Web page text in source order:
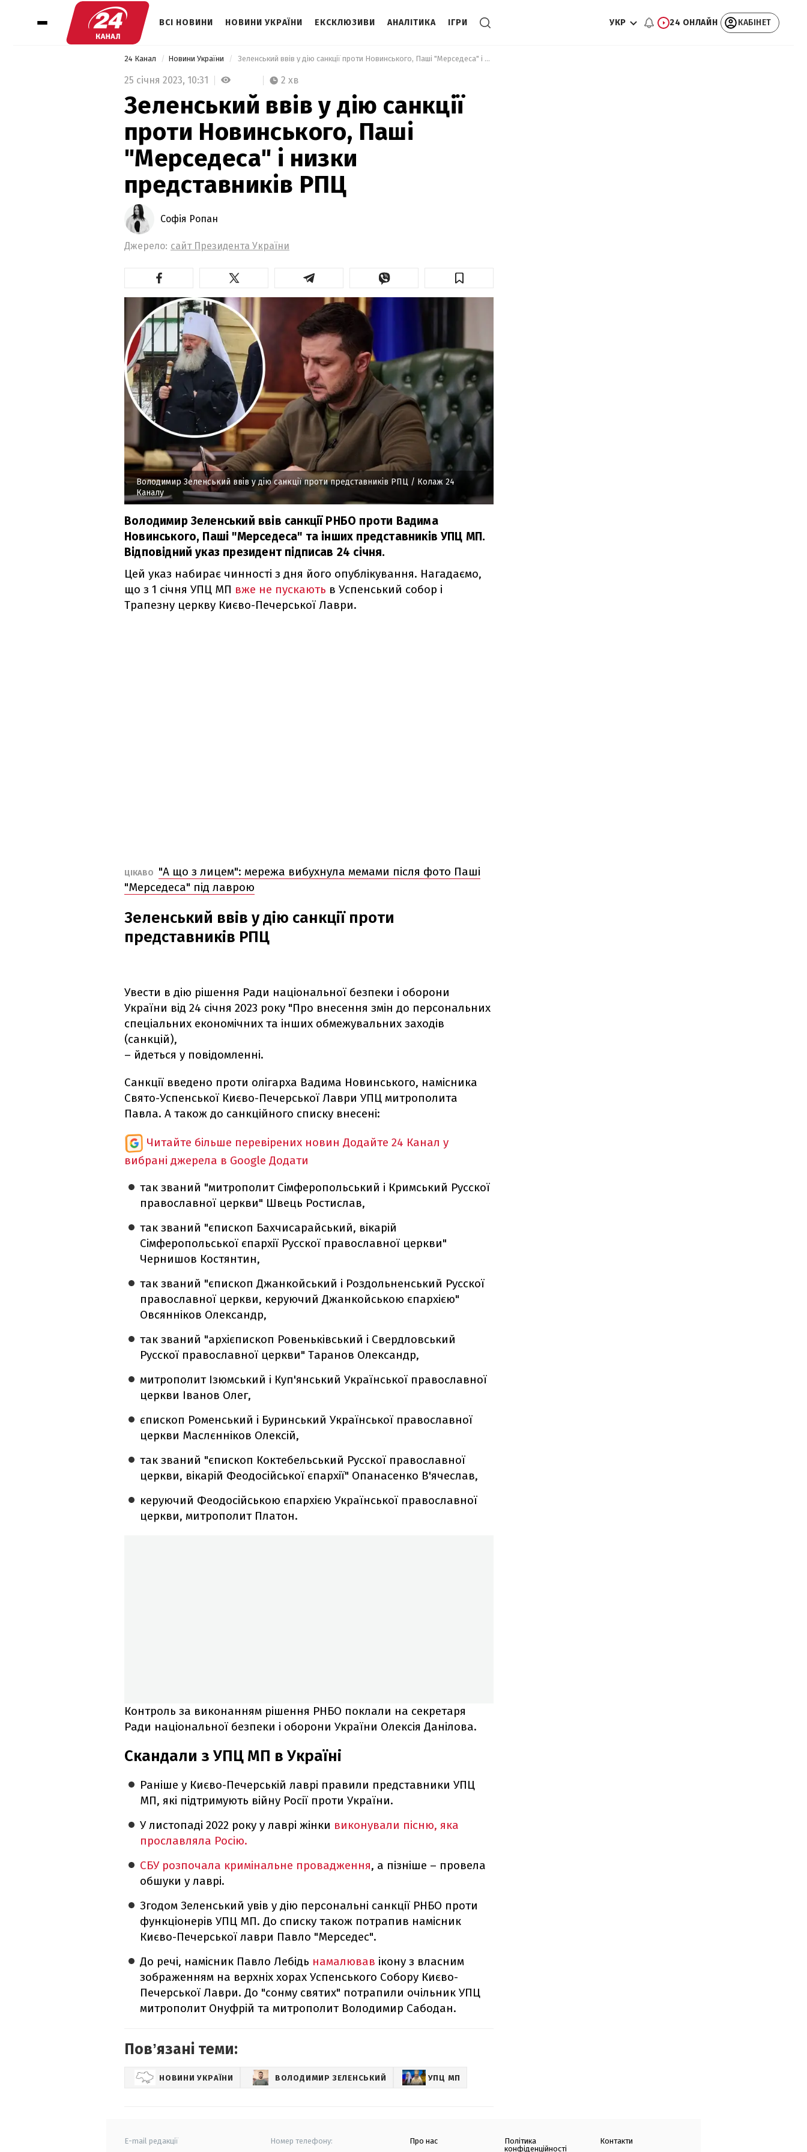
ВСІ НОВИНИ НОВИНИ УКРАЇНИ ЕКСКЛЮЗИВИ АНАЛІТИКА ІГРИ УКР 24 ОНЛАЙН КАБІНЕТ
24 Канал Новини України Зеленський ввів у дію санкції проти Новинського, Паші "Мерседеса" і низки представників РПЦ
25 січня 2023, 10:31 2 хв
Зеленський ввів у дію санкції
проти Новинського, Паші
"Мерседеса" і низки
представників РПЦ
Софія Ропан
Джерело: сайт Президента України
Володимир Зеленський ввів у дію санкції проти представників РПЦ / Колаж 24
Каналу
Володимир Зеленський ввів санкції РНБО проти Вадима
Новинського, Паші "Мерседеса" та інших представників УПЦ МП.
Відповідний указ президент підписав 24 січня.
Цей указ набирає чинності з дня його опублікування. Нагадаємо,
що з 1 січня УПЦ МП вже не пускають в Успенський собор і
Трапезну церкву Києво-Печерської Лаври.
ЦІКАВО
"А що з лицем": мережа вибухнула мемами після фото Паші
"Мерседеса" під лаврою
Зеленський ввів у дію санкції проти
представників РПЦ
Увести в дію рішення Ради національної безпеки і оборони
України від 24 січня 2023 року "Про внесення змін до персональних
спеціальних економічних та інших обмежувальних заходів
(санкцій),
– йдеться у повідомленні.
Санкції введено проти олігарха Вадима Новинського, намісника
Свято-Успенської Києво-Печерської Лаври УПЦ митрополита
Павла. А також до санкційного списку внесені:
Читайте більше перевірених новин Додайте 24 Канал у
вибрані джерела в Google Додати
так званий "митрополит Сімферопольський і Кримський Русскої
православної церкви" Швець Ростислав,
так званий "єпископ Бахчисарайський, вікарій
Сімферопольської єпархії Русскої православної церкви"
Чернишов Костянтин,
так званий "єпископ Джанкойський і Роздольненський Русскої
православної церкви, керуючий Джанкойською єпархією"
Овсянніков Олександр,
так званий "архієпископ Ровеньківський і Свердловський
Русскої православної церкви" Таранов Олександр,
митрополит Ізюмський і Куп'янський Української православної
церкви Іванов Олег,
єпископ Роменський і Буринський Української православної
церкви Маслєнніков Олексій,
так званий "єпископ Коктебельський Русскої православної
церкви, вікарій Феодосійської єпархії" Опанасенко В'ячеслав,
керуючий Феодосійською єпархією Української православної
церкви, митрополит Платон.
Контроль за виконанням рішення РНБО поклали на секретаря
Ради національної безпеки і оборони України Олексія Данілова.
Скандали з УПЦ МП в Україні
Раніше у Києво-Печерській лаврі правили представники УПЦ
МП, які підтримують війну Росії проти України.
У листопаді 2022 року у лаврі жінки виконували пісню, яка
прославляла Росію.
СБУ розпочала кримінальне провадження, а пізніше – провела
обшуки у лаврі.
Згодом Зеленський увів у дію персональні санкції РНБО проти
функціонерів УПЦ МП. До списку також потрапив намісник
Києво-Печерської лаври Павло "Мерседес".
До речі, намісник Павло Лебідь намалював ікону з власним
зображенням на верхніх хорах Успенського Собору Києво-
Печерської Лаври. До "сонму святих" потрапили очільник УПЦ
митрополит Онуфрій та митрополит Володимир Сабодан.
Повʼязані теми:
НОВИНИ УКРАЇНИ ВОЛОДИМИР ЗЕЛЕНСЬКИЙ УПЦ МП
E-mail редакції Номер телефону: Про нас
Політика
конфіденційності
Контакти